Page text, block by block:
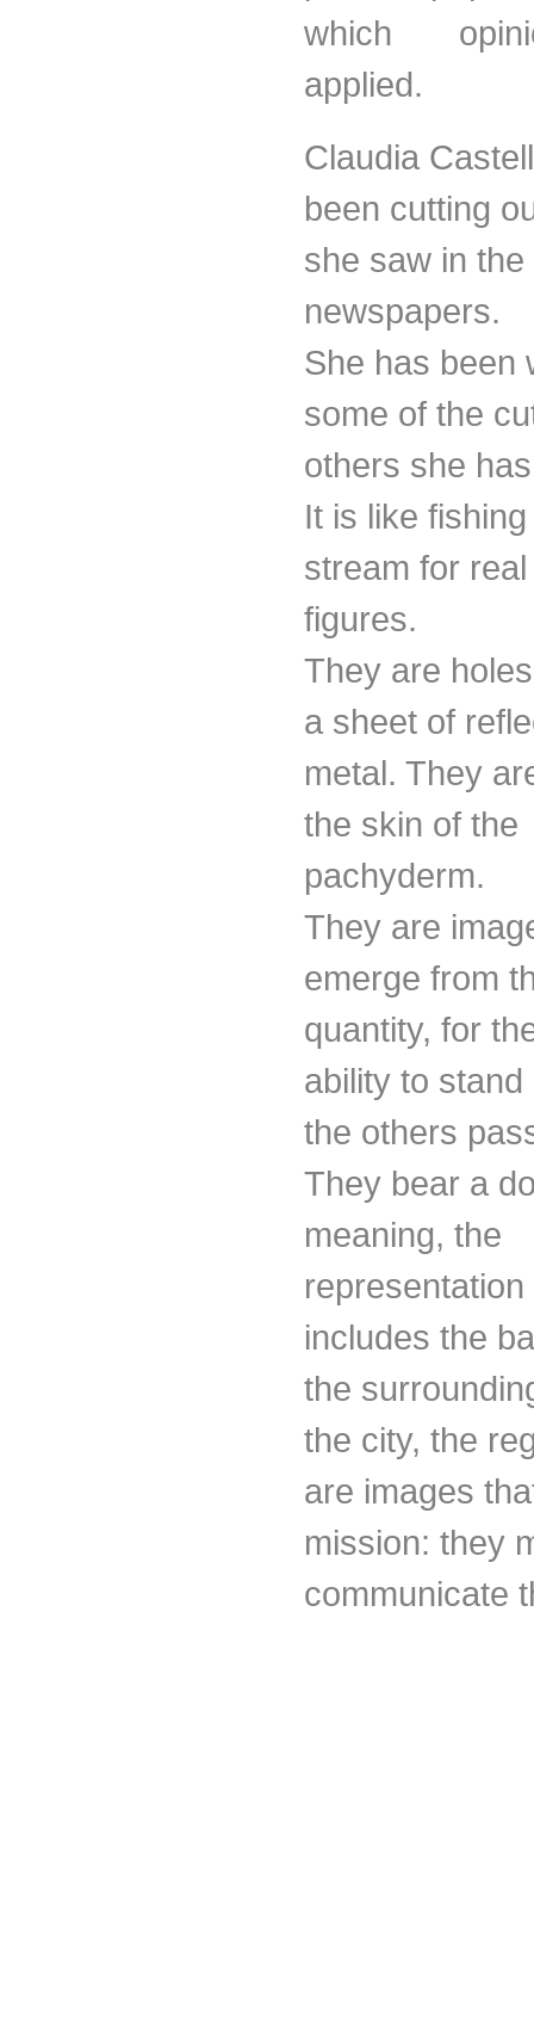
which
applied.
Claudia
been cutting
she saw in the
newspapers.
She has been
some of the
others she
It is like
stream for
figures.
They are
a sheet of
metal. They
the skin of the
pachyderm.
They are
emerge from
quantity, for
ability to
the others
They bear a
meaning, the
representation
includes the
the
the city, the
are images
mission: they
communicate